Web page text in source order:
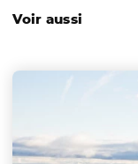
Voir aussi